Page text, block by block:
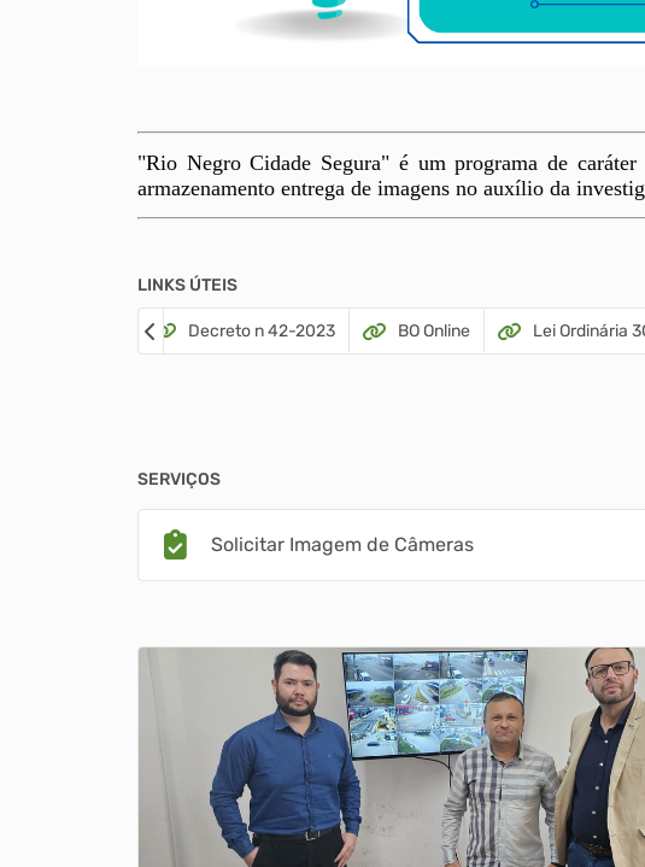
"Rio Negro Cidade Segura" é um programa de
armazenamento entrega de imagens no auxílio da
LINKS ÚTEIS
Decreto n 42-2023 BO Online Lei Ordinária
SERVIÇOS
Solicitar Imagem de Câmeras